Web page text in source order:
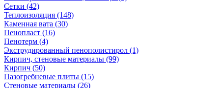
Сетки (42)
Теплоизоляция (148)
Каменная вата (30)
Пенопласт (16)
Пенотерм (4)
Экструдированный пенополистирол (1)
Кирпич, стеновые материалы (99)
Кирпич (50)
Пазогребневые плиты (15)
Стеновые материалы (26)